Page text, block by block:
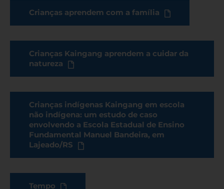
Crianças aprendem com a família
Crianças Kaingang aprendem a cuidar da
natureza
Crianças indígenas Kaingang em escola
não indígena: um estudo de caso
envolvendo a Escola Estadual de Ensino
Fundamental Manuel Bandeira, em
Lajeado/RS
Tempo